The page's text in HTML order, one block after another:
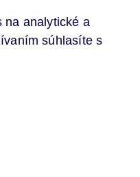
na analytické a
súhlasíte s